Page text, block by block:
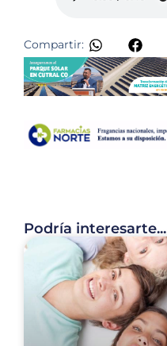
Compartir:
Podría interesarte...